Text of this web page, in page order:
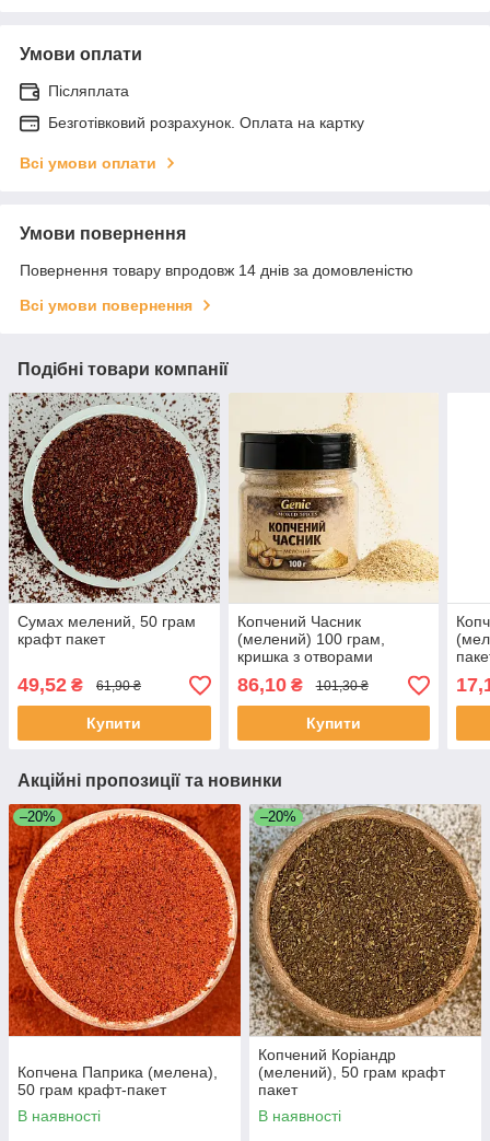
Умови оплати
Післяплата
Безготівковий розрахунок. Оплата на картку
Всі умови оплати
Умови повернення
Повернення товару впродовж 14 днів за домовленістю
Всі умови повернення
Подібні товари компанії
Сумах мелений, 50 грам
крафт пакет
49,52 ₴ 61,90 ₴
Купити
Копчений Часник
(мелений) 100 грам,
кришка з отворами
86,10₴ 101,30 ₴
Купити
Акційні пропозиції та новинки
–20%
Копчена Паприка (мелена),
50 грам крафт-пакет
В наявності
–20%
Копчений Коріандр
(мелений), 50 грам крафт
пакет
В наявності